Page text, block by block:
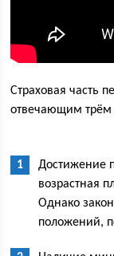
Страховая часть
отвечающим
Достижение
возрастная
Однако
положений,